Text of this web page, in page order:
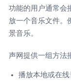
功能的用户通常会
放一个音乐文件。
景音乐。
声网提供一组方法
播放本地或在